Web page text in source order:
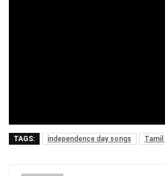
TAGS: independence day songs